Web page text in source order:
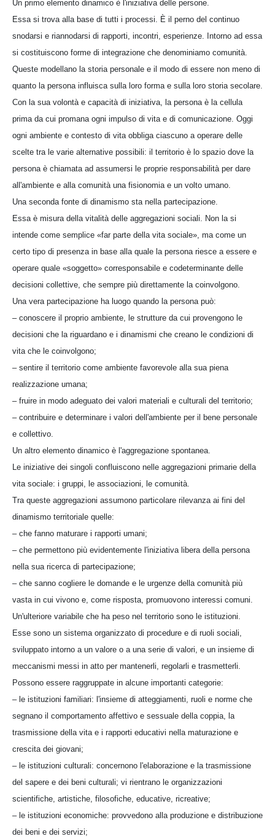
Un primo elemento dinamico è l'iniziativa delle persone.
Essa si trova alla base di tutti i processi. È il perno del continuo
snodarsi e riannodarsi di rapporti, incontri, esperienze. Intorno ad essa
si costituiscono forme di integrazione che denominiamo comunità.
Queste modellano la storia personale e il modo di essere non meno di
quanto la persona influisca sulla loro forma e sulla loro storia secolare.
Con la sua volontà e capacità di iniziativa, la persona è la cellula
prima da cui promana ogni impulso di vita e di comunicazione. Oggi
ogni ambiente e contesto di vita obbliga ciascuno a operare delle
scelte tra le varie alternative possibili: il territorio è lo spazio dove la
persona è chiamata ad assumersi le proprie responsabilità per dare
all'ambiente e alla comunità una fisionomia e un volto umano.
Una seconda fonte di dinamismo sta nella partecipazione.
Essa è misura della vitalità delle aggregazioni sociali. Non la si
intende come semplice «far parte della vita sociale», ma come un
certo tipo di presenza in base alla quale la persona riesce a essere e
operare quale «soggetto» corresponsabile e codeterminante delle
decisioni collettive, che sempre più direttamente la coinvolgono.
Una vera partecipazione ha luogo quando la persona può:
– conoscere il proprio ambiente, le strutture da cui provengono le
decisioni che la riguardano e i dinamismi che creano le condizioni di
vita che le coinvolgono;
– sentire il territorio come ambiente favorevole alla sua piena
realizzazione umana;
– fruire in modo adeguato dei valori materiali e culturali del territorio;
– contribuire e determinare i valori dell'ambiente per il bene personale
e collettivo.
Un altro elemento dinamico è l'aggregazione spontanea.
Le iniziative dei singoli confluiscono nelle aggregazioni primarie della
vita sociale: i gruppi, le associazioni, le comunità.
Tra queste aggregazioni assumono particolare rilevanza ai fini del
dinamismo territoriale quelle:
– che fanno maturare i rapporti umani;
– che permettono più evidentemente l'iniziativa libera della persona
nella sua ricerca di partecipazione;
– che sanno cogliere le domande e le urgenze della comunità più
vasta in cui vivono e, come risposta, promuovono interessi comuni.
Un'ulteriore variabile che ha peso nel territorio sono le istituzioni.
Esse sono un sistema organizzato di procedure e di ruoli sociali,
sviluppato intorno a un valore o a una serie di valori, e un insieme di
meccanismi messi in atto per mantenerli, regolarli e trasmetterli.
Possono essere raggruppate in alcune importanti categorie:
– le istituzioni familiari: l'insieme di atteggiamenti, ruoli e norme che
segnano il comportamento affettivo e sessuale della coppia, la
trasmissione della vita e i rapporti educativi nella maturazione e
crescita dei giovani;
– le istituzioni culturali: concernono l'elaborazione e la trasmissione
del sapere e dei beni culturali; vi rientrano le organizzazioni
scientifiche, artistiche, filosofiche, educative, ricreative;
– le istituzioni economiche: provvedono alla produzione e distribuzione
dei beni e dei servizi;